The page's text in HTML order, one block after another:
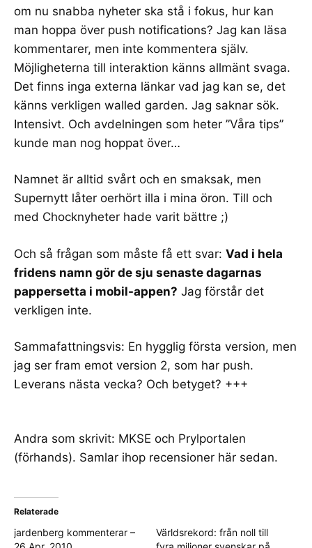
om nu snabba nyheter ska stå i fokus, hur kan
man hoppa över push notifications? Jag kan läsa
kommentarer, men inte kommentera själv.
Möjligheterna till interaktion känns allmänt svaga.
Det finns inga externa länkar vad jag kan se, det
känns verkligen walled garden. Jag saknar sök.
Intensivt. Och avdelningen som heter ”Våra tips”
kunde man nog hoppat över…
Namnet är alltid svårt och en smaksak, men
Supernytt låter oerhört illa i mina öron. Till och
med Chocknyheter hade varit bättre ;)
Och så frågan som måste få ett svar: Vad i hela
fridens namn gör de sju senaste dagarnas
pappersetta i mobil-appen? Jag förstår det
verkligen inte.
Sammafattningsvis: En hygglig första version, men
jag ser fram emot version 2, som har push.
Leverans nästa vecka? Och betyget? +++
Andra som skrivit: MKSE och Prylportalen
(förhands). Samlar ihop recensioner här sedan.
Relaterade
jardenberg kommenterar –
Världsrekord: från noll till